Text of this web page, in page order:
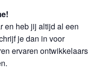
en heb jij altijd al een
je dan in voor
ervaren ontwikkelaars